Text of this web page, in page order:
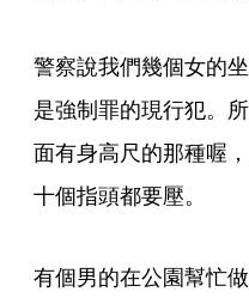
警察說我們幾個女的
是強制罪的現行犯。
面有身高尺的那種喔
十個指頭都要壓。
有個男的在公園幫忙